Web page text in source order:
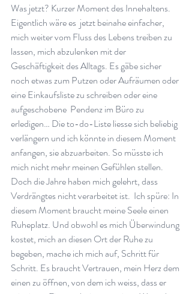
Was jetzt? Kurzer Moment des Innehaltens.
Eigentlich wäre es  jetzt beinahe einfacher,
mich weiter vom Fluss des Lebens treiben zu
lassen, mich abzulenken mit der
Geschäftigkeit des Alltags. Es gäbe sicher
noch etwas zum Putzen oder Aufräumen oder
eine Einkaufsliste zu schreiben oder eine
aufgeschobene  Pendenz im Büro zu
erledigen… Die to-do-Liste liesse sich beliebig
verlängern und ich könnte in diesem Moment
anfangen, sie abzuarbeiten. So müsste ich
mich nicht mehr meinen Gefühlen stellen.
Doch die Jahre haben mich gelehrt, dass
Verdrängtes nicht verarbeitet ist.  Ich spüre: In
diesem Moment braucht meine Seele einen
Ruheplatz. Und obwohl es mich Überwindung
kostet, mich an diesen Ort der Ruhe zu
begeben, mache ich mich auf, Schritt für
Schritt. Es braucht Vertrauen, mein Herz dem
einen zu öffnen, von dem ich weiss, dass er